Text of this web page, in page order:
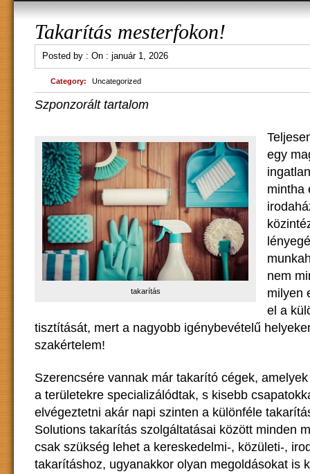
Takarítás mesterfokon!
Posted by : On : január 1, 2026
Category: Uncategorized
Szponzorált tartalom
takarítás
egy
mintha
nem
milyen
el a
tisztítását, mert a nagyobb igénybevételű
szakértelem!
Szerencsére vannak már takarító cégek,
a területekre specializálódtak, s kisebb
elvégeztetni akár napi szinten a különféle
Solutions takarítás szolgáltatásai között minden
csak szükség lehet a kereskedelmi-, közületi-,
takarításhoz, ugyanakkor olyan megoldásokat is